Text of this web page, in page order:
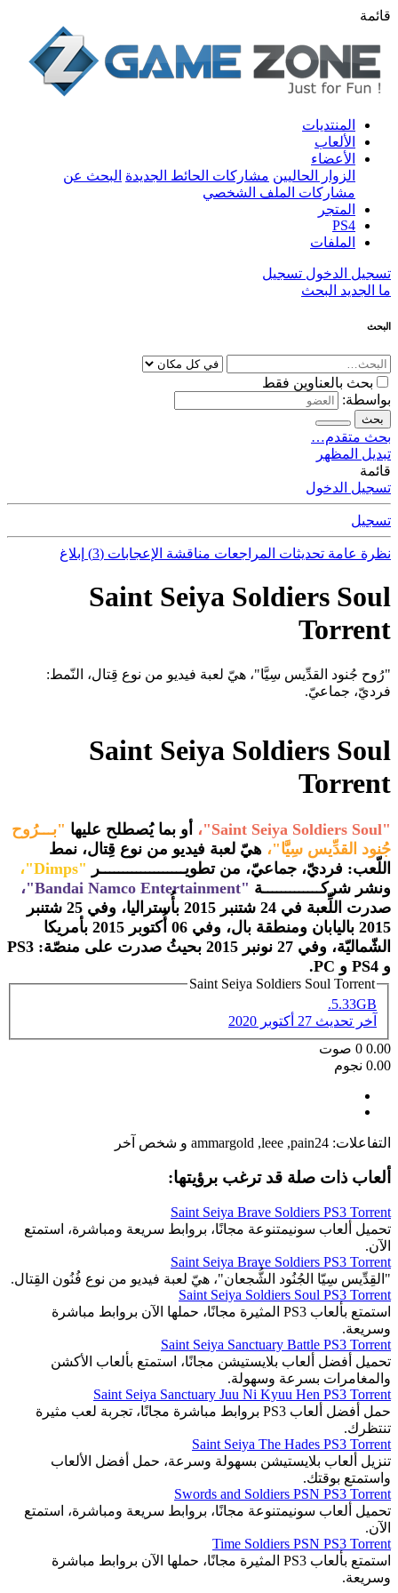
قائمة
المنتديات
الألعاب
الأعضاء
الزوار الحاليين مشاركات الحائط الجديدة البحث عن
مشاركات الملف الشخصي
المتجر
PS4
الملفات
تسجيل الدخول تسجيل
ما الجديد البحث
البحث
بحث بالعناوين فقط
بواسطة:
بحث
بحث متقدم…
تبديل المظهر
قائمة
تسجيل الدخول
تسجيل
نظرة عامة تحديثات المراجعات مناقشة الإعجابات (3) إبلاغ
Saint Seiya Soldiers Soul
Torrent
"رُوح جُنود القدِّيس سِيَّا"، هيّ لعبة فيديو من نوع قِتال، النّمط:
فرديّ، جماعيّ.
Saint Seiya Soldiers Soul
Torrent
"Saint Seiya Soldiers Soul"، أو بما يُصطلح عليها "بـــرُوح
جُنود القدِّيس سِيَّا"، هيّ لعبة فيديو من نوع قِتال، نمط
اللّعب: فرديّ، جماعيّ، من تطويـــــــــــــــــــر "Dimps"
،
ونشر شركـــــــــــــة "Bandai Namco Entertainment"،
صدرت اللِّعبة في 24 شتنبر 2015 بأُستراليا، وفي 25 شتنبر
2015 باليابان ومنطقة بال، وفي 06 أُكتوبر 2015 بأمريكا
الشّماليّة، وفي 27 نونبر 2015 بحيثُ صدرت على منصّة: PS3
و PS4 و PC.
Saint Seiya Soldiers Soul Torrent
5.33GB.
آخر تحديث 27 أكتوبر 2020
0.00
0 صوت
0.00 نجوم
التفاعلات: pain24
,
leee
,
ammargold و شخص آخر
ألعاب ذات صلة قد ترغب برؤيتها:
Saint Seiya Brave Soldiers PS3 Torrent
تحميل ألعاب سونيمتنوعة مجانًا، بروابط سريعة ومباشرة، استمتع
الآن.
Saint Seiya Brave Soldiers PS3 Torrent
"القِدِّيس سِيّا الجُنُود الشُّجعان"، هيّ لعبة فيديو من نوع فُنُون القِتال.
Saint Seiya Soldiers Soul PS3 Torrent
استمتع بألعاب PS3 المثيرة مجانًا، حملها الآن بروابط مباشرة
وسريعة.
Saint Seiya Sanctuary Battle PS3 Torrent
تحميل أفضل ألعاب بلايستيشن مجانًا، استمتع بألعاب الأكشن
والمغامرات بسرعة وسهولة.
Saint Seiya Sanctuary Juu Ni Kyuu Hen PS3 Torrent
حمل أفضل ألعاب PS3 بروابط مباشرة مجانًا، تجربة لعب مثيرة
تنتظرك.
Saint Seiya The Hades PS3 Torrent
تنزيل ألعاب بلايستيشن بسهولة وسرعة، حمل أفضل الألعاب
واستمتع بوقتك.
Swords and Soldiers PSN PS3 Torrent
تحميل ألعاب سونيمتنوعة مجانًا، بروابط سريعة ومباشرة، استمتع
الآن.
Time Soldiers PSN PS3 Torrent
استمتع بألعاب PS3 المثيرة مجانًا، حملها الآن بروابط مباشرة
وسريعة.